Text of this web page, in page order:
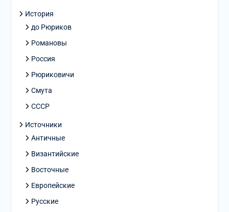
История
до Рюриков
Романовы
Россия
Рюриковичи
Смута
СССР
Источники
Античные
Византийские
Восточные
Европейские
Русские